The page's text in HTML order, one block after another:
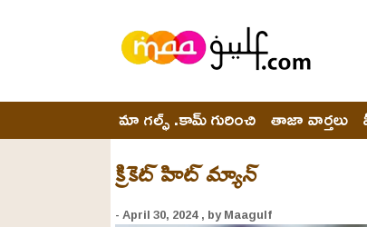
మా గల్ఫ్ .కామ్ గురించి తాజా వార్తలు
క్రికెట్ హిట్ మ్యాన్
- April 30, 2024 , by Maagulf